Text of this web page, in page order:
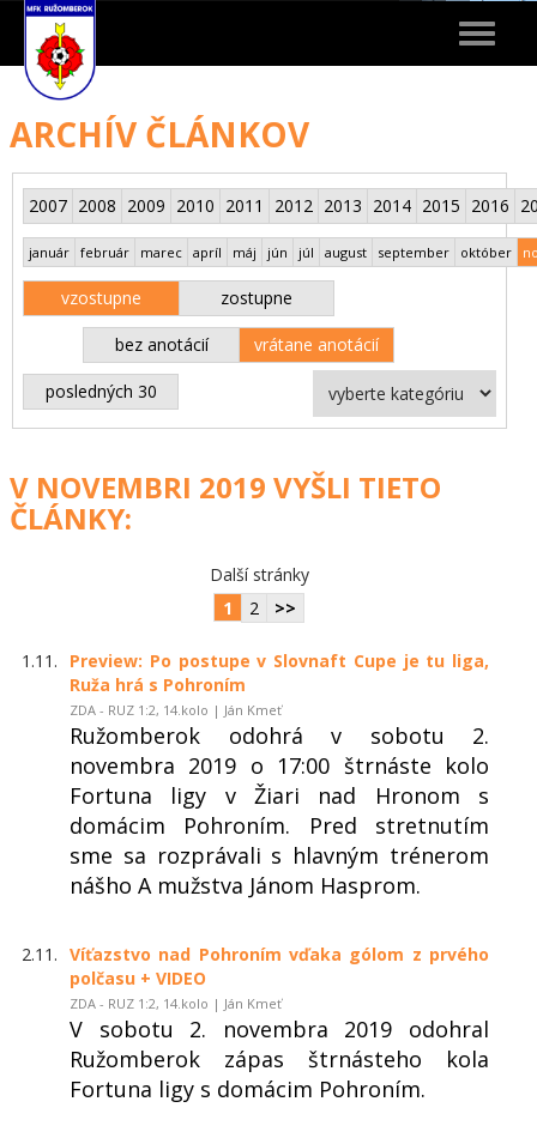
Toggle
ARCHÍV ČLÁNKOV
2007 2008 2009 2010 2011 2012 2013 2014 2015 2016
január február marec apríl máj jún júl august september október
vzostupne zostupne
bez anotácií vrátane anotácií
posledných 30
V NOVEMBRI 2019 VYŠLI TIETO
ČLÁNKY:
Další stránky
1
2 >>
1.11.
Preview: Po postupe v Slovnaft Cupe je tu liga,
Ruža hrá s Pohroním
ZDA - RUZ 1:2, 14.kolo | Ján Kmeť
Ružomberok odohrá v sobotu 2.
novembra 2019 o 17:00 štrnáste kolo
Fortuna ligy v Žiari nad Hronom s
domácim Pohroním. Pred stretnutím
sme sa rozprávali s hlavným trénerom
nášho A mužstva Jánom Hasprom.
2.11. Víťazstvo nad Pohroním vďaka gólom z prvého
polčasu + VIDEO
ZDA - RUZ 1:2, 14.kolo | Ján Kmeť
V sobotu 2. novembra 2019 odohral
Ružomberok zápas štrnásteho kola
Fortuna ligy s domácim Pohroním.